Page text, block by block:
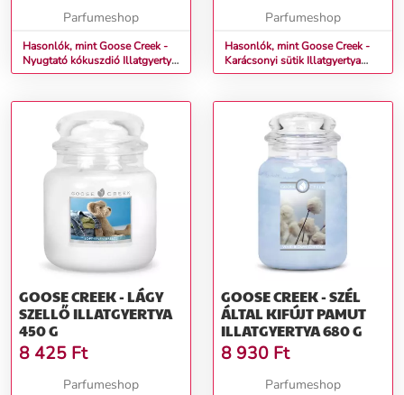
Parfumeshop
Hasonlók, mint Goose Creek -
Nyugtató kókuszdió Illatgyertya
450 g
Parfumeshop
Hasonlók, mint Goose Creek -
Karácsonyi sütik Illatgyertya
680 g
GOOSE CREEK - LÁGY
SZELLŐ ILLATGYERTYA
450 G
8 425 Ft
Parfumeshop
GOOSE CREEK - SZÉL
ÁLTAL KIFÚJT PAMUT
ILLATGYERTYA 680 G
8 930 Ft
Parfumeshop